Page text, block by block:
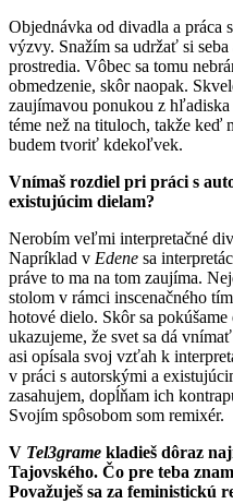
Objednávka od divadla a práca
výzvy. Snažím sa udržať si
prostredia. Vôbec sa tomu
obmedzenie, skôr naopak.
zaujímavou ponukou z
téme než na tituloch, takže keď
budem tvoriť kdekoľvek.
Vnímaš rozdiel pri práci s
existujúcim dielam?
Nerobím veľmi interpretačné
Napríklad v Edene sa
práve to ma na tom zaujíma.
stolom v rámci inscenačného
hotové dielo. Skôr sa
ukazujeme, že svet sa dá
asi opísala svoj vzťah k
v práci s autorskými a
zasahujem, dopĺňam ich
Svojím spôsobom som remixér.
V Tel3grame kladieš dôraz
Tajovského. Čo pre teba
Považuješ sa za feministickú